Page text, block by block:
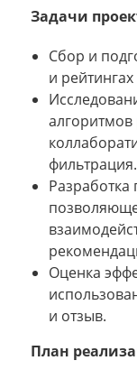
Задачи
Сбор и
и
алгоритмов
фильтрация.
Разработка
Оценка
и отзыв.
План